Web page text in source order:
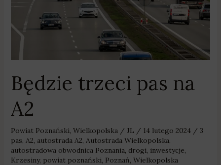
Będzie trzeci pas na
A2
Powiat Poznański, Wielkopolska/ JL / 14 lutego 2024 / 3
pas, A2, autostrada A2, Autostrada Wielkopolska,
autostradowa obwodnica Poznania, drogi, inwestycje,
Krzesiny, powiat poznański, Poznań, Wielkopolska